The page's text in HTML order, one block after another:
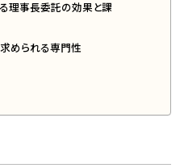
理事長委託の効果と課
められる専門性